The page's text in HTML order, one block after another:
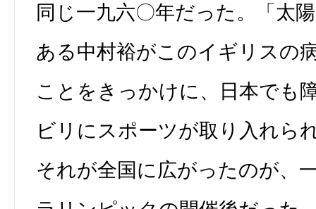
同じ一九六〇年だった。「太
ある中村裕がこのイギリスの
ことをきっかけに、日本でも
ビリにスポーツが取り入れら
それが全国に広がったのが、